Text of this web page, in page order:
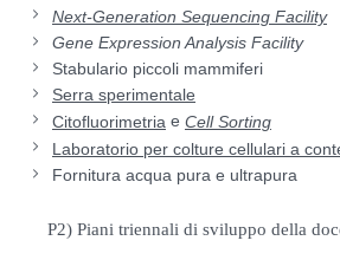
Next-Generation Sequencing Facility
Gene Expression Analysis Facility
Stabulario piccoli mammiferi
Serra sperimentale
Citofluorimetria e Cell Sorting
Laboratorio per colture cellulari a
Fornitura acqua pura e ultrapura
P2) Piani triennali di sviluppo della